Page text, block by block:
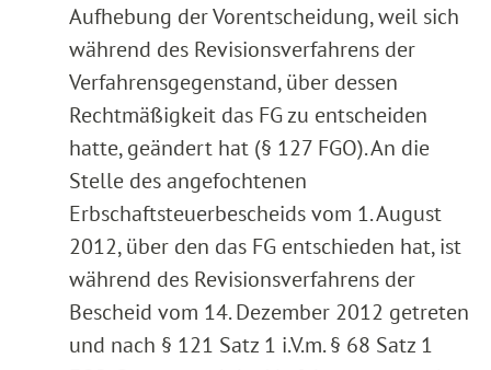
Aufhebung der Vorentscheidung, weil sich
während des Revisionsverfahrens der
Verfahrensgegenstand, über dessen
Rechtmäßigkeit das FG zu entscheiden
hatte, geändert hat (§ 127 FGO). An die
Stelle des angefochtenen
Erbschaftsteuerbescheids vom 1. August
2012, über den das FG entschieden hat, ist
während des Revisionsverfahrens der
Bescheid vom 14. Dezember 2012 getreten
und nach § 121 Satz 1 i.V.m. § 68 Satz 1